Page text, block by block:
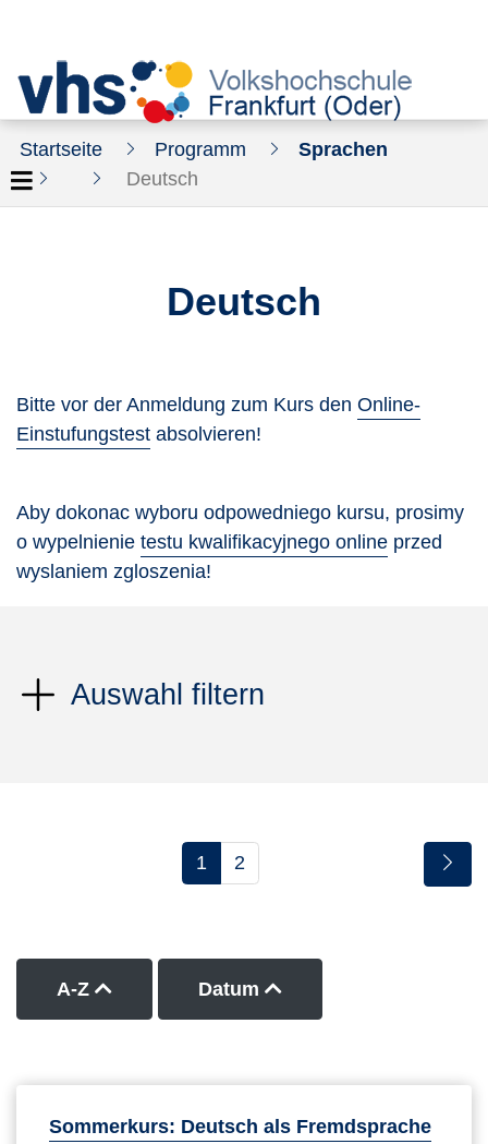
Startseite Programm
Sprachen
Deutsch
Deutsch
Bitte vor der Anmeldung zum Kurs den Online-
Einstufungstest absolvieren!
Aby dokonac wyboru odpowedniego kursu, prosimy
o wypelnienie testu kwalifikacyjnego online przed
wyslaniem zgloszenia!
Auswahl filtern
1 2
A-Z Kurse nach Titel aufsteigend sortieren
Datum Kurse nach Datum
Sommerkurs: Deutsch als Fremdsprache